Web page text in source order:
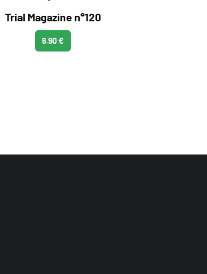
Trial Magazine n°120
6.90 €